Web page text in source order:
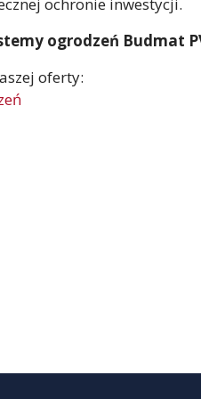
ochronie inwestycji.
ogrodzeń Budmat
oferty:
rozwiązania